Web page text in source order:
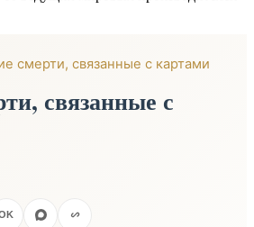
смерти, связанные с картами
связанные с